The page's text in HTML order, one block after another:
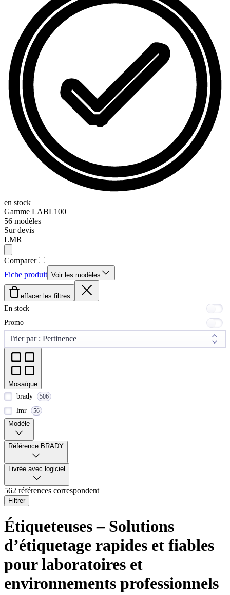
en stock
Gamme LABL100
56 modèles
Sur devis
LMR
Comparer
Fiche produit Voir les modèles
effacer les filtres
En stock
Promo
Mosaïque
brady
506
lmr 56
Modèle
Référence BRADY
Livrée avec logiciel
562 références correspondent
Filtrer
Étiqueteuses – Solutions
d’étiquetage rapides et fiables
pour laboratoires et
environnements professionnels